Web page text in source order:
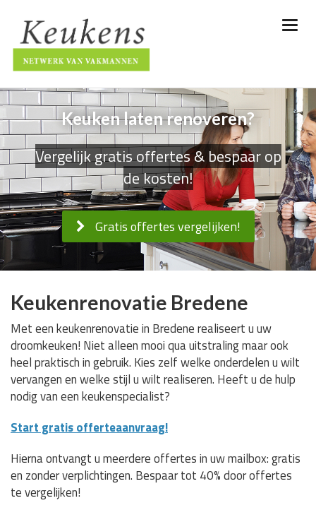
Keuken laten renoveren?
Vergelijk gratis offertes & bespaar op
de kosten!
Gratis offertes vergelijken!
Keukenrenovatie Bredene
Met een keukenrenovatie in Bredene realiseert u uw
droomkeuken! Niet alleen mooi qua uitstraling maar ook
heel praktisch in gebruik. Kies zelf welke onderdelen u wilt
vervangen en welke stijl u wilt realiseren. Heeft u de hulp
nodig van een keukenspecialist?
Start gratis offerteaanvraag!
Hierna ontvangt u meerdere offertes in uw mailbox: gratis
en zonder verplichtingen. Bespaar tot 40% door offertes
te vergelijken!